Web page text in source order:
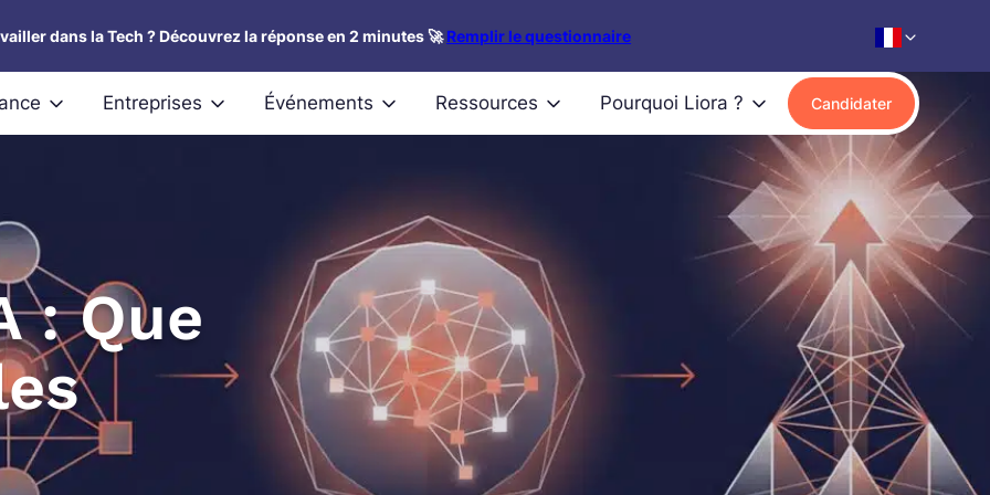
dans la Tech ? Découvrez la réponse en 2 minutes 🚀Remplir le questionnaire
Entreprises Événements Ressources Pourquoi Liora ? Candidater
: Que